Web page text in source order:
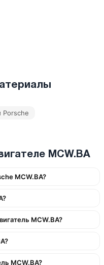
Porsche
MCW.BA
MCW.BA?
MCW.BA?
MCW.BA?